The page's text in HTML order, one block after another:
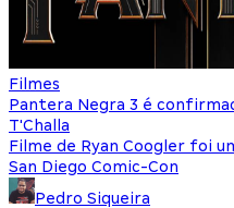
Filmes
Pantera Negra 3 é
T'Challa
Filme de Ryan Coogler foi
San Diego Comic-Con
Pedro Siqueira